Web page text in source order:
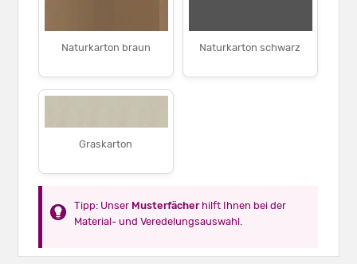
Naturkarton braun Naturkarton schwarz
Graskarton
Tipp: Unser Musterfächerhilft Ihnen bei der
Material- und Veredelungsauswahl.